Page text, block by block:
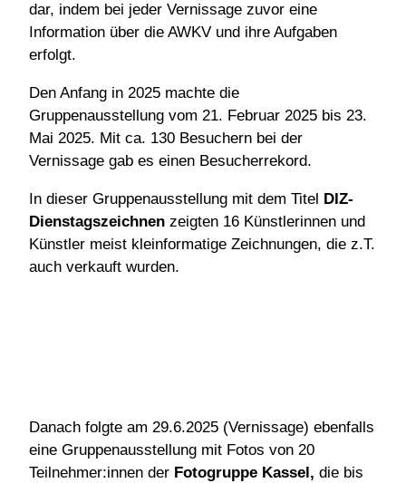
dar, indem bei jeder Vernissage zuvor eine
Information über die AWKV und ihre Aufgaben
erfolgt.
Den Anfang in 2025 machte die
Gruppenausstellung vom 21. Februar 2025 bis 23.
Mai 2025. Mit ca. 130 Besuchern bei der
Vernissage gab es einen Besucherrekord.
In dieser Gruppenausstellung mit dem Titel
DIZ-
Dienstagszeichnen zeigten 16 Künstlerinnen und
Künstler meist kleinformatige Zeichnungen, die z.T.
auch verkauft wurden.
Danach folgte am 29.6.2025 (Vernissage) ebenfalls
eine Gruppenausstellung mit Fotos von 20
Teilnehmer:innen der Fotogruppe Kassel, die bis